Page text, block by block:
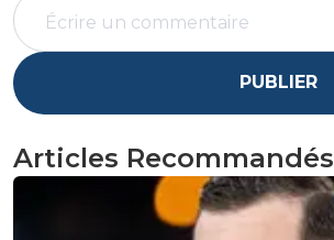
PUBLIER
Articles Recommandés